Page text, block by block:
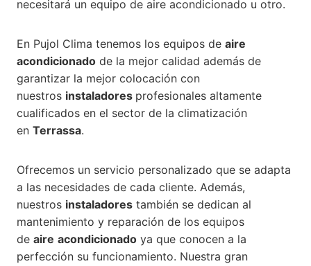
necesitará un equipo de aire acondicionado u otro.
En Pujol Clima tenemos los equipos de aire
acondicionado de la mejor calidad además de
garantizar la mejor colocación con
nuestros instaladores profesionales altamente
cualificados en el sector de la climatización
en Terrassa.
Ofrecemos un servicio personalizado que se adapta
a las necesidades de cada cliente. Además,
nuestros instaladores también se dedican al
mantenimiento y reparación de los equipos
de aire acondicionado ya que conocen a la
perfección su funcionamiento. Nuestra gran